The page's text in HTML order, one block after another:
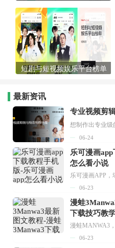
短剧与短视频娱乐平台榜单
最新资讯
专业视频剪
06-24
乐可漫画
怎么看小说
06-23
漫蛙
下载技巧教
06-23